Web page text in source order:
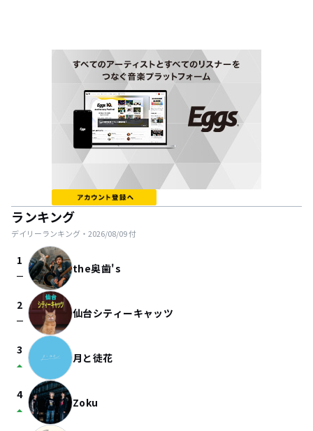
ランキング
デイリーランキング・ 2026/08/09付
1
check_indeterminate_small the奥歯's
2
check_indeterminate_small 仙台シティーキャッツ
3
arrow_drop_up 月と徒花
4
arrow_drop_up Zoku